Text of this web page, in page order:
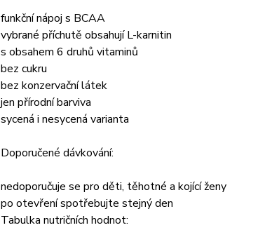
funkční nápoj s BCAA
vybrané příchutě obsahují L-karnitin
s obsahem 6 druhů vitaminů
bez cukru
bez konzervační látek
jen přírodní barviva
sycená i nesycená varianta
Doporučené dávkování:
nedoporučuje se pro děti, těhotné a kojící ženy
po otevření spotřebujte stejný den
Tabulka nutričních hodnot: